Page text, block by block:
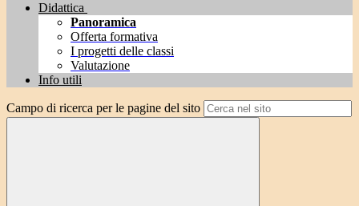
Didattica
Panoramica
Offerta formativa
I progetti delle classi
Valutazione
Info utili
Campo di ricerca per le pagine del sito